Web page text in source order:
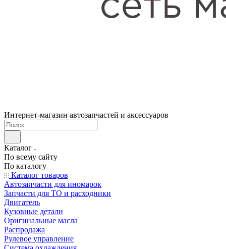
Интернет-магазин автозапчастей и аксессуаров
Каталог
По всему сайту
По каталогу
Каталог товаров
Автозапчасти для иномарок
Запчасти для ТО и расходники
Двигатель
Кузовные детали
Оригинальные масла
Распродажа
Рулевое управление